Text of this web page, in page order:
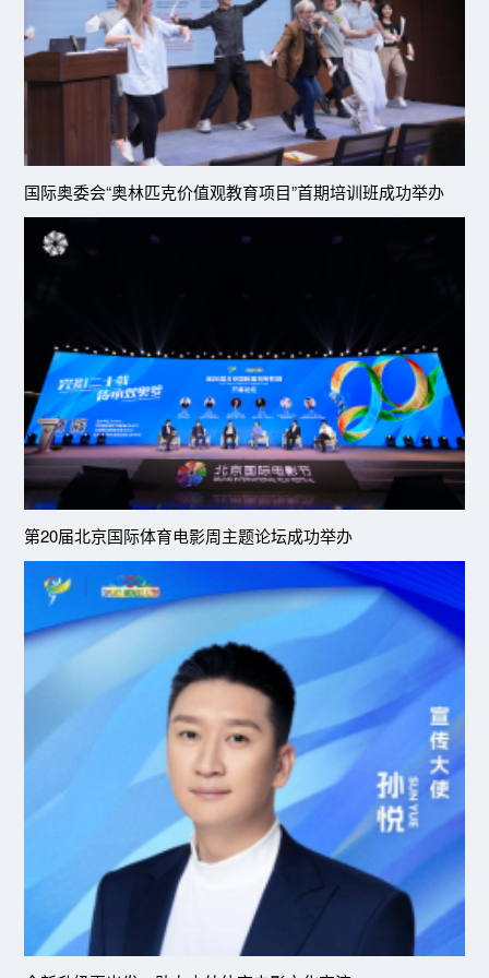
国际奥委会“奥林匹克价值观教育项目”首期培训班成功举办
第20届北京国际体育电影周主题论坛成功举办